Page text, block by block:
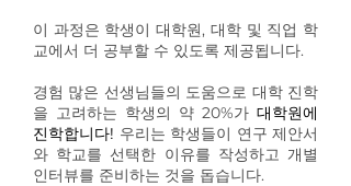
이 과정은 학생이 대학원, 대학 및 직업 학
교에서 더 공부할 수 있도록 제공됩니다.
경험 많은 선생님들의 도움으로 대학 진학
을 고려하는 학생의 약 20%가 대학원에
진학합니다! 우리는 학생들이 연구 제안서
와 학교를 선택한 이유를 작성하고 개별
인터뷰를 준비하는 것을 돕습니다.